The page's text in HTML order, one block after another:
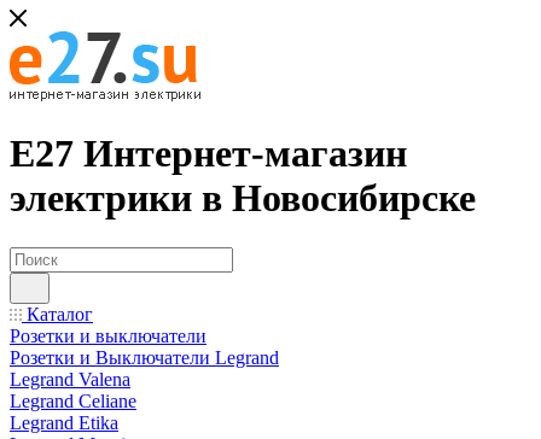
Е27 Интернет-магазин
электрики в Новосибирске
Каталог
Розетки и выключатели
Розетки и Выключатели Legrand
Legrand Valena
Legrand Celiane
Legrand Etika